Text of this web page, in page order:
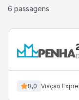
6 passagens
8,0 Viação